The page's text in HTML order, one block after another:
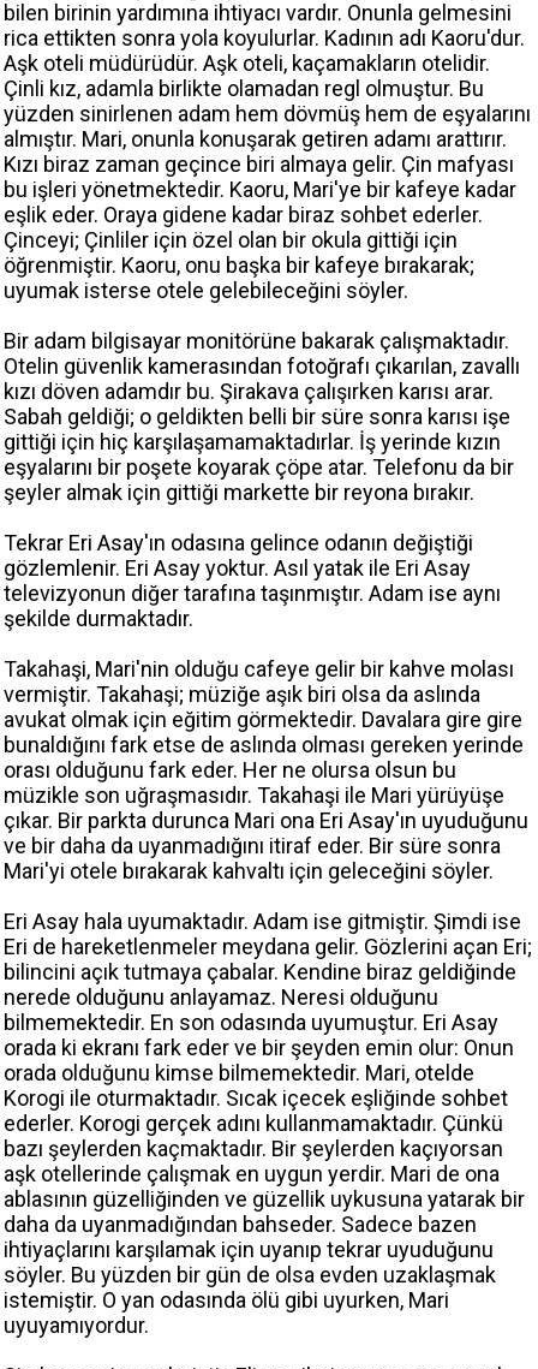
bilen birinin yardımına ihtiyacı vardır. Onunla gelmesini
rica ettikten sonra yola koyulurlar. Kadının adı Kaoru'dur.
Aşk oteli müdürüdür. Aşk oteli, kaçamakların otelidir.
Çinli kız, adamla birlikte olamadan regl olmuştur. Bu
yüzden sinirlenen adam hem dövmüş hem de eşyalarını
almıştır. Mari, onunla konuşarak getiren adamı arattırır.
Kızı biraz zaman geçince biri almaya gelir. Çin mafyası
bu işleri yönetmektedir. Kaoru, Mari'ye bir kafeye kadar
eşlik eder. Oraya gidene kadar biraz sohbet ederler.
Çinceyi; Çinliler için özel olan bir okula gittiği için
öğrenmiştir. Kaoru, onu başka bir kafeye bırakarak;
uyumak isterse otele gelebileceğini söyler.
Bir adam bilgisayar monitörüne bakarak çalışmaktadır.
Otelin güvenlik kamerasından fotoğrafı çıkarılan, zavallı
kızı döven adamdır bu. Şirakava çalışırken karısı arar.
Sabah geldiği; o geldikten belli bir süre sonra karısı işe
gittiği için hiç karşılaşamamaktadırlar. İş yerinde kızın
eşyalarını bir poşete koyarak çöpe atar. Telefonu da bir
şeyler almak için gittiği markette bir reyona bırakır.
Tekrar Eri Asay'ın odasına gelince odanın değiştiği
gözlemlenir. Eri Asay yoktur. Asıl yatak ile Eri Asay
televizyonun diğer tarafına taşınmıştır. Adam ise aynı
şekilde durmaktadır.
Takahaşi, Mari'nin olduğu cafeye gelir bir kahve molası
vermiştir. Takahaşi; müziğe aşık biri olsa da aslında
avukat olmak için eğitim görmektedir. Davalara gire gire
bunaldığını fark etse de aslında olması gereken yerinde
orası olduğunu fark eder. Her ne olursa olsun bu
müzikle son uğraşmasıdır. Takahaşi ile Mari yürüyüşe
çıkar. Bir parkta durunca Mari ona Eri Asay'ın uyuduğunu
ve bir daha da uyanmadığını itiraf eder. Bir süre sonra
Mari'yi otele bırakarak kahvaltı için geleceğini söyler.
Eri Asay hala uyumaktadır. Adam ise gitmiştir. Şimdi ise
Eri de hareketlenmeler meydana gelir. Gözlerini açan Eri;
bilincini açık tutmaya çabalar. Kendine biraz geldiğinde
nerede olduğunu anlayamaz. Neresi olduğunu
bilmemektedir. En son odasında uyumuştur. Eri Asay
orada ki ekranı fark eder ve bir şeyden emin olur: Onun
orada olduğunu kimse bilmemektedir. Mari, otelde
Korogi ile oturmaktadır. Sıcak içecek eşliğinde sohbet
ederler. Korogi gerçek adını kullanmamaktadır. Çünkü
bazı şeylerden kaçmaktadır. Bir şeylerden kaçıyorsan
aşk otellerinde çalışmak en uygun yerdir. Mari de ona
ablasının güzelliğinden ve güzellik uykusuna yatarak bir
daha da uyanmadığından bahseder. Sadece bazen
ihtiyaçlarını karşılamak için uyanıp tekrar uyuduğunu
söyler. Bu yüzden bir gün de olsa evden uzaklaşmak
istemiştir. O yan odasında ölü gibi uyurken, Mari
uyuyamıyordur.